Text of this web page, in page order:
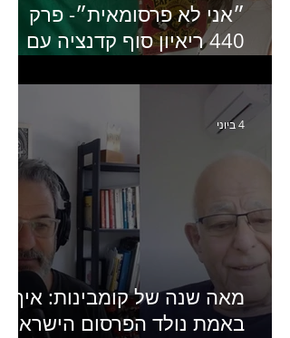
״אני לא פרסומאית״- פרק
440 ריאיון סוף קדנציה עם
מנכ״לית באומן בר ריבנאי
מאה שנה של קומבינות: איך
באמת נולד הפרסום
4 ביוני